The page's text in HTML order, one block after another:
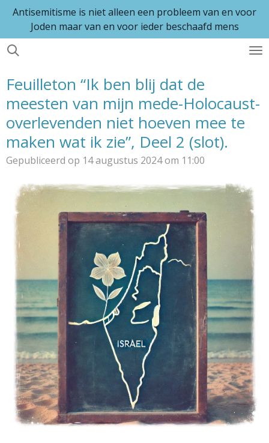
Ga
naar
de
Antisemitisme is niet alleen een probleem van en voor
Joden maar van en voor ieder beschaafd mens
Feuilleton “Ik ben blij dat de
meesten van mijn mede-Holocaust-
overlevenden niet hoeven mee te
maken wat ik zie”, Deel 2 (slot).
Gepubliceerd op 14 augustus 2024 om 11:00